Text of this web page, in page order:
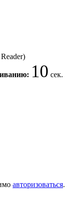
10 сек.
авторизоваться.